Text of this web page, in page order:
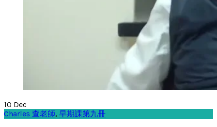
10 Dec
Charles 查老師, 早期課第九冊